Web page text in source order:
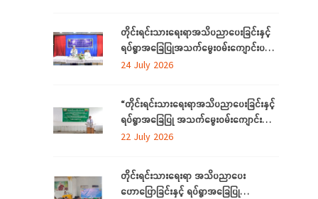
ကျင်းပပြုလုပ်
တိုင်းရင်းသားရေးရာအသိပညာပေးခြင်းနှင့်
ရပ်ရွာအခြေပြုအသက်မွေးဝမ်းကျောင်းပညာ
လိုအပ်ချက်တို့ကို ဆန်းစစ်စီမံခြင်းအစီအစဉ်
ပြုလုပ်
24 July 2026
“တိုင်းရင်းသားရေးရာအသိပညာပေးခြင်းနှင့်
ရပ်ရွာအခြေပြု အသက်မွေးဝမ်းကျောင်း
ပညာလိုအပ်ချက် ဆန်းစစ်စီမံခြင်း
ကို ရန်ကုန်တိုင်းဒေသကြီးတွင် ကျင်းပပြုလုပ်
22 July 2026
တိုင်းရင်းသားရေးရာ အသိပညာပေး
ဟောပြောခြင်းနှင့် ရပ်ရွာအခြေပြု